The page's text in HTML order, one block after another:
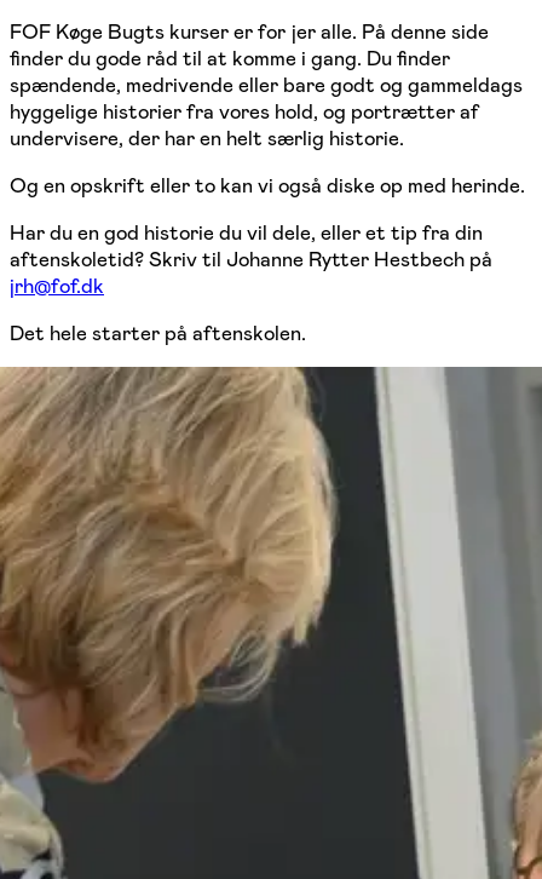
FOF Køge Bugts kurser er for jer alle. På denne side
finder du gode råd til at komme i gang. Du finder
spændende, medrivende eller bare godt og gammeldags
hyggelige historier fra vores hold, og portrætter af
undervisere, der har en helt særlig historie.
Og en opskrift eller to kan vi også diske op med herinde.
Har du en god historie du vil dele, eller et tip fra din
aftenskoletid? Skriv til Johanne Rytter Hestbech på
jrh@fof.dk
Det hele starter på aftenskolen.